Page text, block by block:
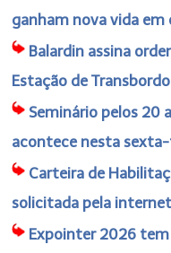
ganham nova vida em
Balardin assina
Estação de
Seminário pelos 20
acontece nesta
Carteira de
solicitada pela
Expointer 2026 tem